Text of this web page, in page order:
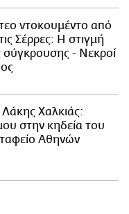
ντοκουμέντο από
Σέρρες: Η στιγμή
- Νεκροί
Λάκης Χαλκιάς:
στην κηδεία του
Αθηνών